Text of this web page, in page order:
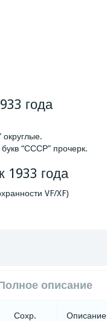
года
“СССР” прочерк.
1933 года
VF/XF)
описание
Сохр. Описание